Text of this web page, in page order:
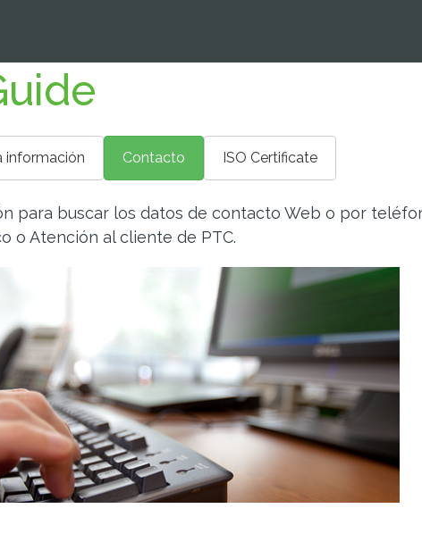
información Contacto ISO Certificate
para buscar los datos de contacto Web o por
o Atención al cliente de PTC.